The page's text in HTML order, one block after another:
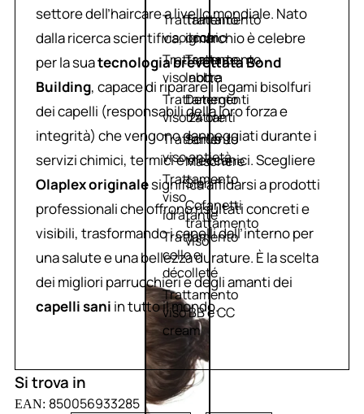
Trattamento
viso giorno
Trattamento
viso notte
Trattamento
viso 24 ore
Trattamento
viso antietà
Trattamento
viso
idratante
Trattamento
collo e
décolleté
Trattamento
viso BB e CC
cream
Trattamento
occhi
Trattamento
labbra
Detergenti
trattanti
Scrub
Maschere
Sieri
Cofanetti
trattamento
viso
settore dell’haircare a livello mondiale. Nato
dalla ricerca scientifica, il marchio è celebre
per la suatecnologia brevettata Bond
Building, capace di riparare i legami bisolfuri
dei capelli (responsabili della loro forza e
integrità) che vengono danneggiati durante i
servizi chimici, termici e meccanici. Scegliere
Olaplex originalesignifica affidarsi a prodotti
professionali che offrono risultati concreti e
visibili, trasformando i capelli dall’interno per
una salute e una bellezza durature. È la scelta
dei migliori parrucchieri e degli amanti dei
capelli sani in tutto il mondo.
Si trova in
EAN: 850056933285